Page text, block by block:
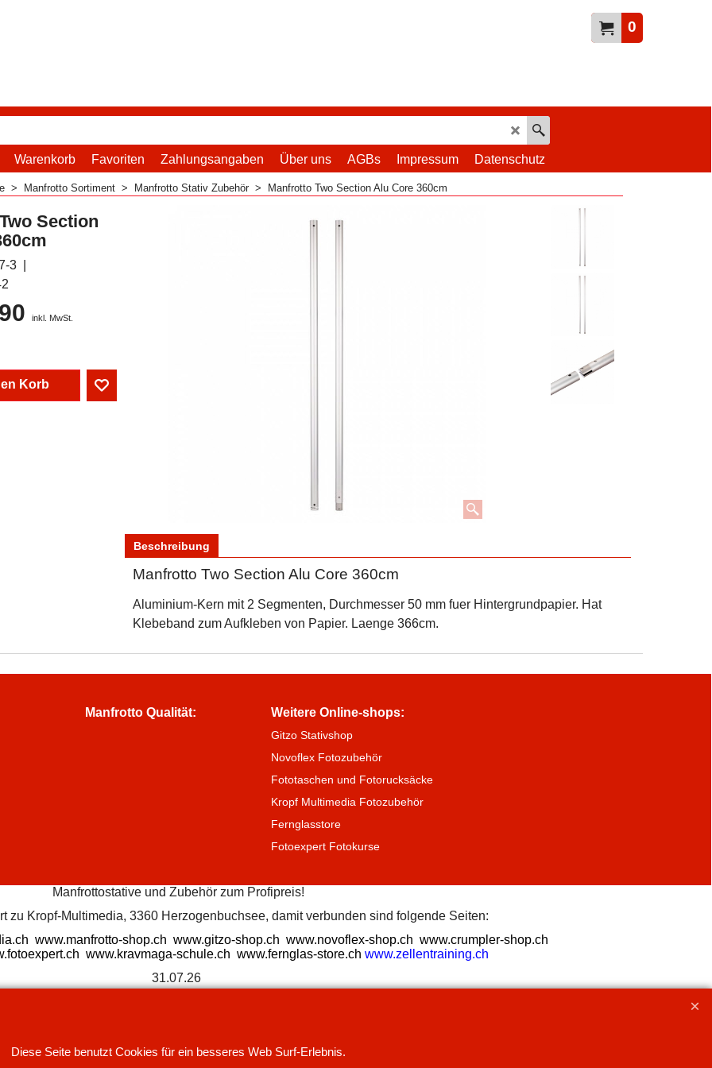
0
Warenkorb Favoriten Zahlungsangaben Über uns AGBs Impressum Datenschutz
> Manfrotto Sortiment > Manfrotto Stativ Zubehör > Manfrotto Two Section Alu Core 360cm
Section
3
inkl. MwSt.
Korb
Beschreibung
Manfrotto Two Section Alu Core 360cm
Aluminium-Kern mit 2 Segmenten, Durchmesser 50 mm fuer Hintergrundpapier. Hat
Klebeband zum Aufkleben von Papier. Laenge 366cm.
Manfrotto Qualität: Weitere Online-shops:
Gitzo Stativshop
Novoflex Fotozubehör
Fototaschen und Fotorucksäcke
Kropf Multimedia Fotozubehör
Fernglasstore
Fotoexpert Fotokurse
Manfrottostative und Zubehör zum Profipreis!
zu Kropf-Multimedia, 3360 Herzogenbuchsee, damit verbunden sind folgende Seiten:
www.manfrotto-shop.ch www.gitzo-shop.ch www.novoflex-shop.ch www.crumpler-shop.ch
www.kravmaga-schule.ch www.fernglas-store.ch www.zellentraining.ch
31.07.26
Diese Seite benutzt Cookies für ein besseres Web Surf-Erlebnis.